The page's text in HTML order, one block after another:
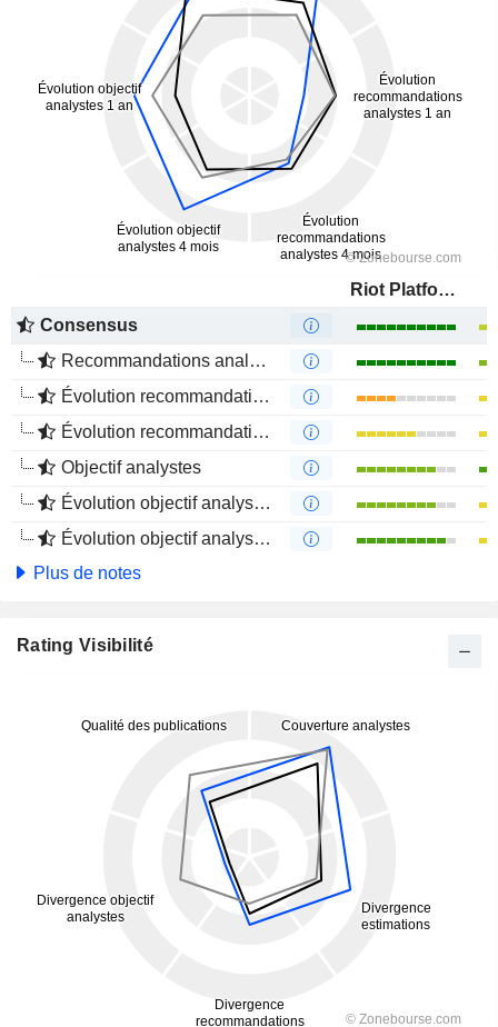
Riot Platforms, Inc.
Consensus
Recommandations analystes
Évolution recommandations analystes 1 an
Évolution recommandations analystes 4 mois
Objectif analystes
Évolution objectif analystes 1 an
Évolution objectif analystes 4 mois
Plus de notes
Rating Visibilité